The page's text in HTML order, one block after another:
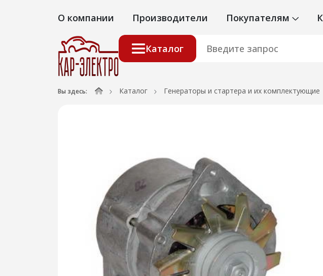
О компании Производители Покупателям
Каталог
Вы здесь: Каталог Генераторы и стартера и их комплектующие